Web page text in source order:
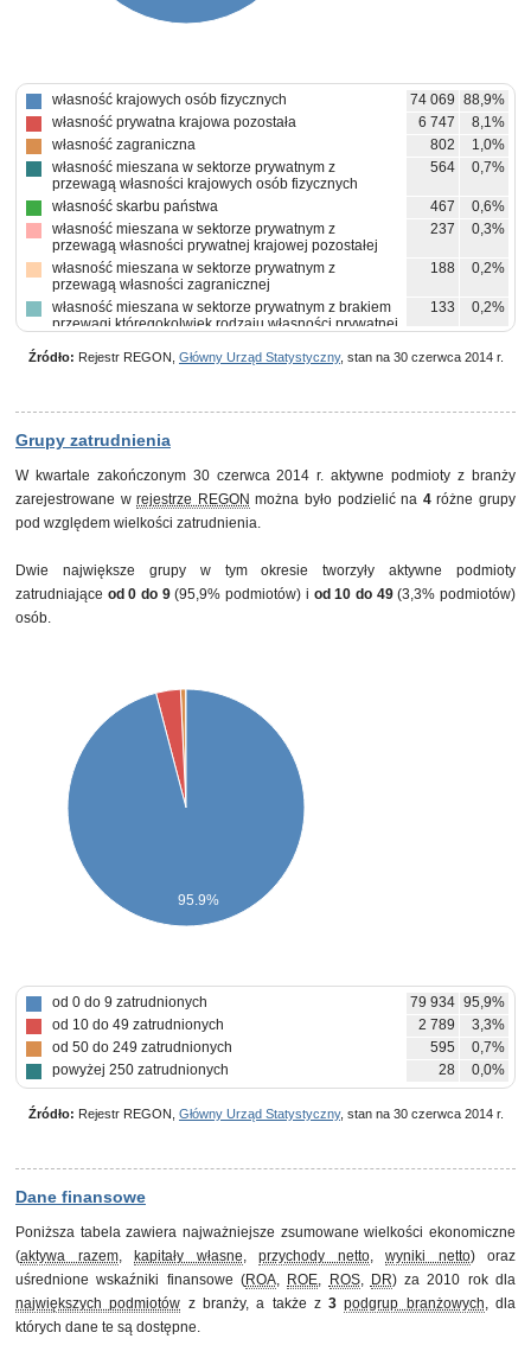
własność krajowych osób fizycznych 74 069 88,9%
własność prywatna krajowa pozostała
6 747
8,1%
własność zagraniczna
802
1,0%
własność mieszana w sektorze prywatnym z
przewagą własności krajowych osób fizycznych
564 0,7%
własność skarbu państwa 467
0,6%
własność mieszana w sektorze prywatnym z
przewagą własności prywatnej krajowej pozostałej
237 0,3%
własność mieszana w sektorze prywatnym z
przewagą własności zagranicznej
188 0,2%
własność mieszana w sektorze prywatnym z brakiem
przewagi któregokolwiek rodzaju własności prywatnej
133 0,2%
własność samorządowa
Źródło: Rejestr REGON, Główny Urząd Statystyczny, stan na 30 czerwca 2014 r.
Grupy zatrudnienia
W kwartale zakończonym 30 czerwca 2014 r. aktywne podmioty z branży
zarejestrowane wrejestrze REGON można było podzielić na 4różne grupy
pod względem wielkości zatrudnienia.
Dwie największe grupy w tym okresie tworzyły aktywne podmioty
zatrudniające od 0 do 9(95,9% podmiotów) i od 10 do 49(3,3% podmiotów)
osób.
95.9%
od 0 do 9 zatrudnionych 79 934 95,9%
od 10 do 49 zatrudnionych
2 789
3,3%
od 50 do 249 zatrudnionych
595
0,7%
powyżej 250 zatrudnionych
28 0,0%
Źródło: Rejestr REGON, Główny Urząd Statystyczny, stan na 30 czerwca 2014 r.
Dane finansowe
Poniższa tabela zawiera najważniejsze zsumowane wielkości ekonomiczne
(aktywa razem, kapitały własne, przychody netto, wyniki netto) oraz
uśrednione wskaźniki finansowe (ROA, ROE, ROS, DR) za 2010 rok dla
największych podmiotów z branży, a także z3 podgrup branżowych, dla
których dane te są dostępne.